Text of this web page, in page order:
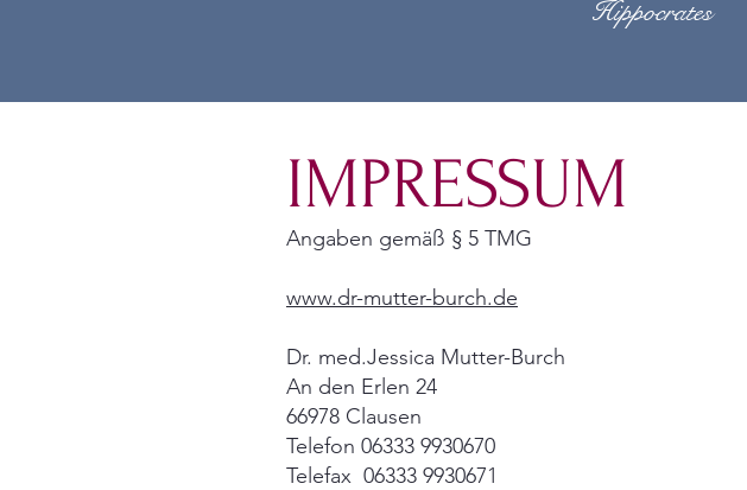
Hippocrates
IMPRESSUM
Angaben gemäß § 5 TMG
www.dr-mutter-burch.de
Dr. med.Jessica Mutter-Burch
An den Erlen 24
66978 Clausen
Telefon 06333 9930670
Telefax 06333 9930671